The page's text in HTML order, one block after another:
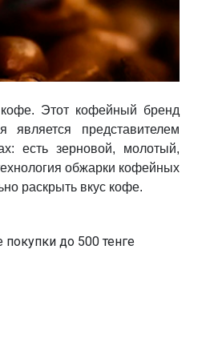
Этот кофейный бренд
представителем
есть зерновой, молотый,
обжарки кофейных
раскрыть вкус кофе.